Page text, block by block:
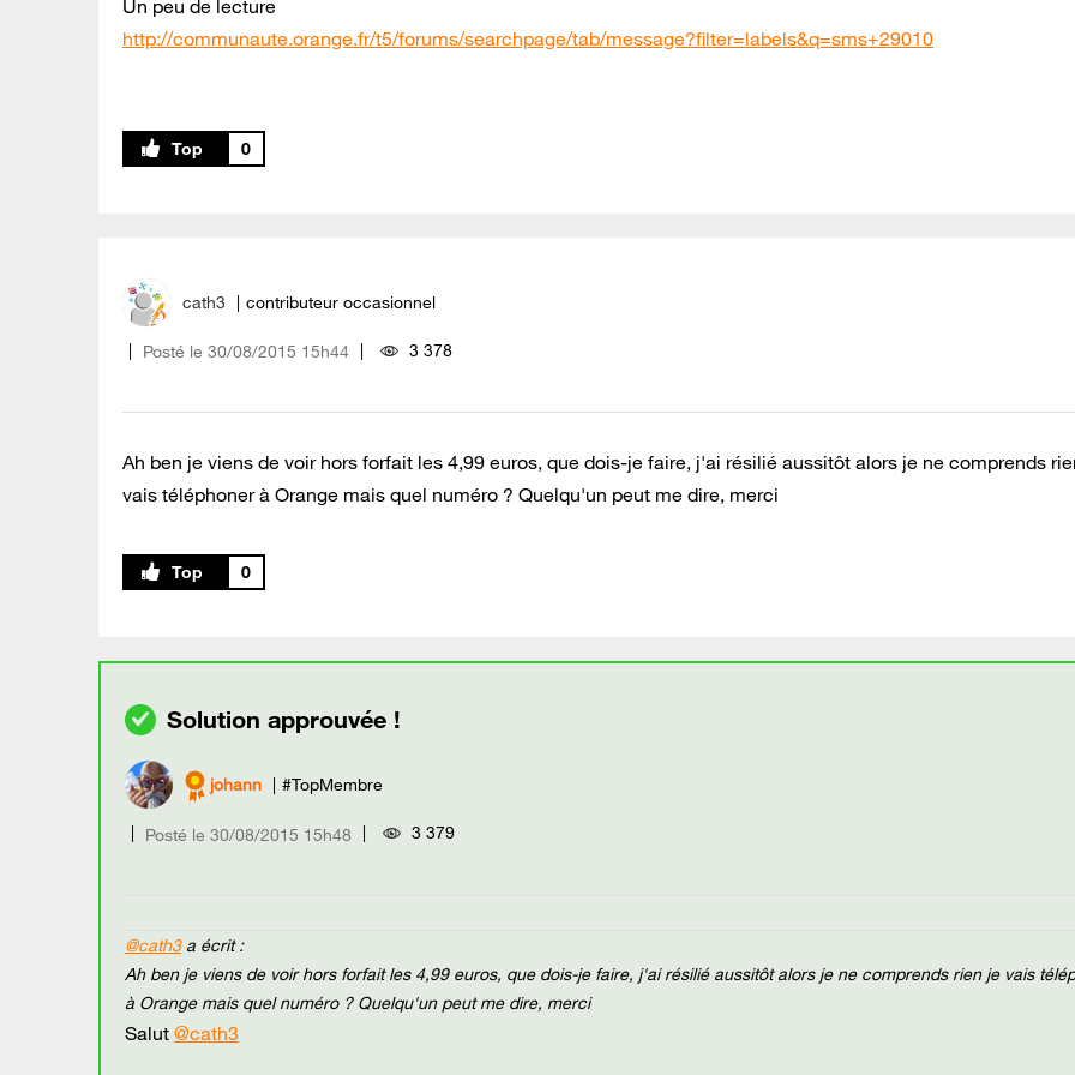
Un peu de lecture
http://communaute.orange.fr/t5/forums/searchpage/tab/message?filter=labels&q=sms+29010
0
cath3 contributeur occasionnel
Posté le ‎30/08/2015 15h44 3 378
Ah ben je viens de voir hors forfait les 4,99 euros, que dois-je faire, j'ai résilié aussitôt alors je ne comprends
vais téléphoner à Orange mais quel numéro ? Quelqu'un peut me dire, merci
0
johann #TopMembre
Posté le ‎30/08/2015 15h48 3 379
@cath3a écrit :
Ah ben je viens de voir hors forfait les 4,99 euros, que dois-je faire, j'ai résilié aussitôt alors je ne comprends rien je vais
à Orange mais quel numéro ? Quelqu'un peut me dire, merci
Salut @cath3